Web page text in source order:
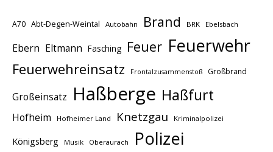
A70 Abt-Degen-Weintal Autobahn Brand BRK Ebelsbach
Ebern Eltmann Fasching Feuer Feuerwehr
Feuerwehreinsatz Frontalzusammenstoß Großbrand
Großeinsatz Haßberge Haßfurt
Hofheim Hofheimer Land Knetzgau Kriminalpolizei
Königsberg Musik Oberaurach Polizei